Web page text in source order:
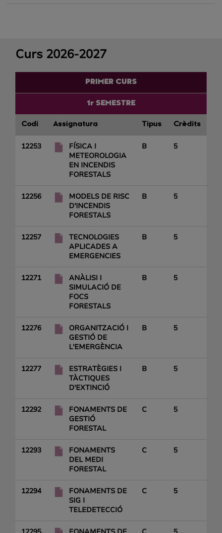
Curs 2026-2027
PRIMER CURS
1r SEMESTRE
Codi Assignatura Tipus Crèdits
12253
FÍSICA I
METEOROLOGIA
EN INCENDIS
FORESTALS
B 5
12256
MODELS DE RISC
D'INCENDIS
FORESTALS
B 5
12257
TECNOLOGIES
APLICADES A
EMERGENCIES
B 5
12271
ANÀLISI I
SIMULACIÓ DE
FOCS
FORESTALS
B 5
12276
ORGANITZACIÓ I
GESTIÓ DE
L'EMERGÈNCIA
B 5
12277
ESTRATÈGIES I
TÀCTIQUES
D'EXTINCIÓ
B 5
12292
FONAMENTS DE
GESTIÓ
FORESTAL
C 5
12293
FONAMENTS
DEL MEDI
FORESTAL
C 5
12294
FONAMENTS DE
SIG I
TELEDETECCIÓ
C 5